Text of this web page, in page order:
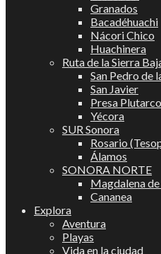
Granados
Bacadéhuachi
Nácori Chico
Huachinera
Ruta de la Sierra
San Pedro de
San Javier
Presa
Yécora
SUR Sonora
Rosario
Álamos
SONORA NORTE
Magdalena
Cananea
Explora
Aventura
Playas
Vida en la ciudad